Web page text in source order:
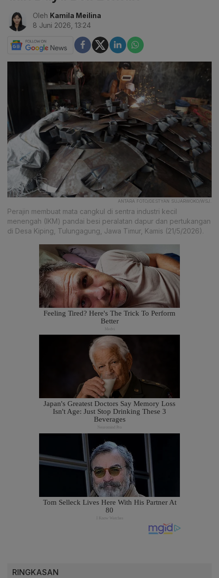
Oleh Kamila Meilina
8 Juni 2026, 13:24
ANTARA FOTO/DESTYAN SUJARWOKO/WSJ.
Perajin membuat mata cangkul di sentra industri kecil
menengah (IKM) pandai besi peralatan dapur dan pertukangan
di Desa Kiping, Tulungagung, Jawa Timur, Kamis (21/5/2026).
RINGKASAN